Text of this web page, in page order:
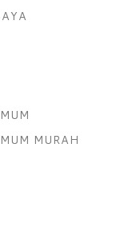
MURAH